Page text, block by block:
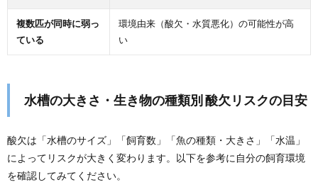
複数匹が同時に弱っ
ている
環境由来（酸欠・水質悪化）の可能性が高
い
水槽の大きさ・生き物の種類別 酸欠リスクの目安
酸欠は「水槽のサイズ」「飼育数」「魚の種類・大きさ」「水温」
によってリスクが大きく変わります。以下を参考に自分の飼育環境
を確認してみてください。